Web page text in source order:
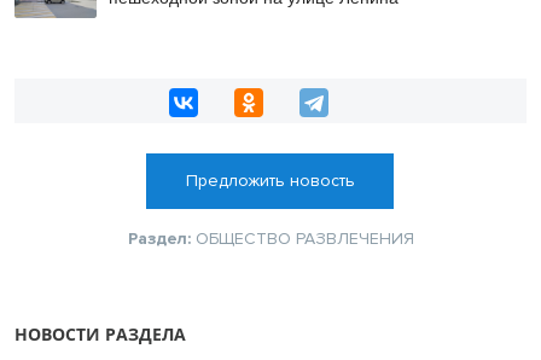
Предложить новость
Раздел: ОБЩЕСТВО РАЗВЛЕЧЕНИЯ
НОВОСТИ РАЗДЕЛА